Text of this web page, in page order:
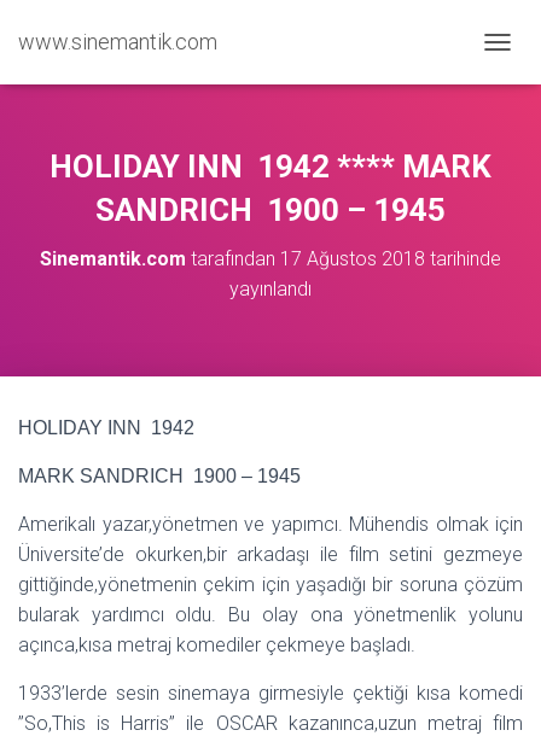
www.sinemantik.com
E
K
HOLIDAY INN 1942 **** MARK
SANDRICH 1900 – 1945
Sinemantik.com tarafından 17 Ağustos 2018 tarihinde
yayınlandı
HOLIDAY INN 1942
MARK SANDRICH 1900 – 1945
Amerikalı yazar,yönetmen ve yapımcı. Mühendis olmak için
Üniversite’de okurken,bir arkadaşı ile film setini gezmeye
gittiğinde,yönetmenin çekim için yaşadığı bir soruna çözüm
bularak yardımcı oldu. Bu olay ona yönetmenlik yolunu
açınca,kısa metraj komediler çekmeye başladı.
1933’lerde sesin sinemaya girmesiyle çektiği kısa komedi
’’So,This is Harris’’ ile OSCAR kazanınca,uzun metraj film